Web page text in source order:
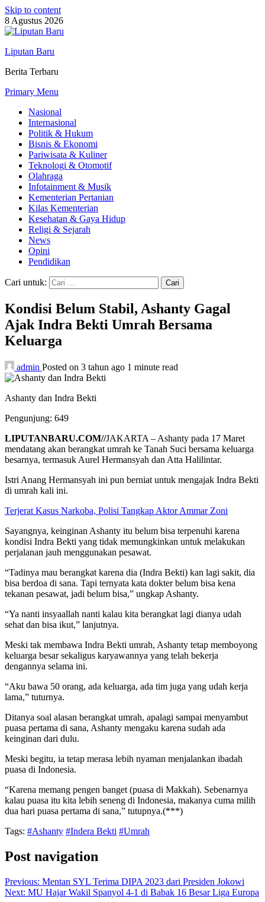
Skip to content
8 Agustus 2026
Liputan Baru
Berita Terbaru
Primary Menu
Nasional
Internasional
Politik & Hukum
Bisnis & Ekonomi
Pariwisata & Kuliner
Teknologi & Otomotif
Olahraga
Infotainment & Musik
Kementerian Pertanian
Kilas Kementerian
Kesehatan & Gaya Hidup
Religi & Sejarah
News
Opini
Pendidikan
Cari untuk:
Kondisi Belum Stabil, Ashanty Gagal
Ajak Indra Bekti Umrah Bersama
Keluarga
admin Posted on 3 tahun ago 1 minute read
Ashanty dan Indra Bekti
Pengunjung: 649
LIPUTANBARU.COM//JAKARTA – Ashanty pada 17 Maret
mendatang akan berangkat umrah ke Tanah Suci bersama keluarga
besarnya, termasuk Aurel Hermansyah dan Atta Halilintar.
Istri Anang Hermansyah ini pun berniat untuk mengajak Indra Bekti
di umrah kali ini.
Terjerat Kasus Narkoba, Polisi Tangkap Aktor Ammar Zoni
Sayangnya, keinginan Ashanty itu belum bisa terpenuhi karena
kondisi Indra Bekti yang tidak memungkinkan untuk melakukan
perjalanan jauh menggunakan pesawat.
“Tadinya mau berangkat karena dia (Indra Bekti) kan lagi sakit, dia
bisa berdoa di sana. Tapi ternyata kata dokter belum bisa kena
tekanan pesawat, jadi belum bisa,” ungkap Ashanty.
“Ya nanti insyaallah nanti kalau kita berangkat lagi dianya udah
sehat dan bisa ikut,” lanjutnya.
Meski tak membawa Indra Bekti umrah, Ashanty tetap memboyong
keluarga besar sekaligus karyawannya yang telah bekerja
dengannya selama ini.
“Aku bawa 50 orang, ada keluarga, ada tim juga yang udah kerja
lama,” tuturnya.
Ditanya soal alasan berangkat umrah, apalagi sampai menyambut
puasa pertama di sana, Ashanty mengaku karena sudah ada
keinginan dari dulu.
Meski begitu, ia tetap merasa lebih nyaman menjalankan ibadah
puasa di Indonesia.
“Karena memang pengen banget (puasa di Makkah). Sebenarnya
kalau puasa itu kita lebih seneng di Indonesia, makanya cuma milih
dua hari puasa pertama di sana,” tutupnya.(***)
Tags: #Ashanty #Indera Bekti #Umrah
Post navigation
Previous: Mentan SYL Terima DIPA 2023 dari Presiden Jokowi
Next: MU Hajar Wakil Spanyol 4-1 di Babak 16 Besar Liga Europa